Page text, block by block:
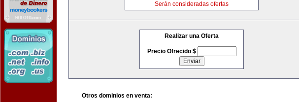
Serán consideradas ofertas
Realizar una Oferta
Precio Ofrecido $
Otros dominios en venta: